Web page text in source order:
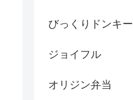
びっくりドンキー
ジョイフル
オリジン弁当